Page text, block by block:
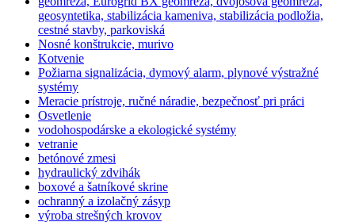
geosyntetika, stabilizácia kameniva, stabilizácia podložia,
cestné stavby, parkoviská
Nosné konštrukcie, murivo
Kotvenie
Požiarna signalizácia, dymový alarm, plynové výstražné
systémy
Meracie prístroje, ručné náradie, bezpečnosť pri práci
Osvetlenie
vodohospodárske a ekologické systémy
vetranie
betónové zmesi
hydraulický zdvihák
boxové a šatníkové skrine
ochranný a izolačný zásyp
výroba strešných krovov